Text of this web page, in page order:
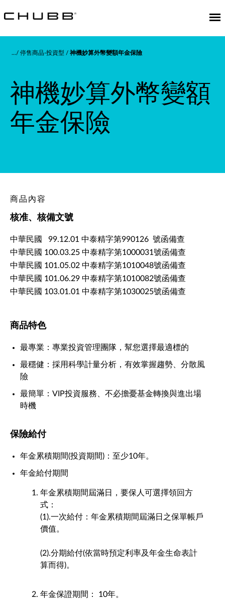
停售商品-投資型 神機妙算外幣變額年金保險
神機妙算外幣變額
年金保險
商品內容
核准、核備文號
中華民國 99.12.01 中泰精字第990126 號函備查
中華民國 100.03.25 中泰精字第1000031號函備查
中華民國 101.05.02 中泰精字第1010048號函備查
中華民國 101.06.29 中泰精字第1010082號函備查
中華民國 103.01.01 中泰精字第1030025號函備查
商品特色
最專業：專業投資管理團隊，幫您選擇最適標的
最穩健：採用科學計量分析，有效掌握趨勢、分散風
險
最簡單：VIP投資服務、不必擔憂基金轉換與進出場
時機
保險給付
年金累積期間(投資期間)：至少10年。
年金給付期間
年金累積期間屆滿日，要保人可選擇領回方
式：
(1).一次給付：年金累積期間屆滿日之保單帳戶
價值。
(2).分期給付(依當時預定利率及年金生命表計
算而得)。
年金保證期間： 10年。